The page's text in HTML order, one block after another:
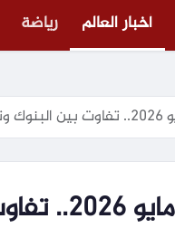
أخبار العالم رياضة
استقرار سعر الدولار اليوم